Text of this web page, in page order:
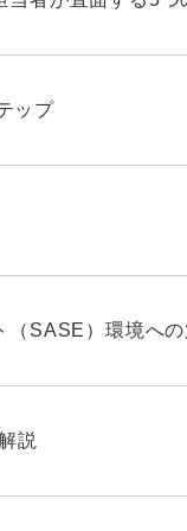
ップ
（SASE）環境へ
説